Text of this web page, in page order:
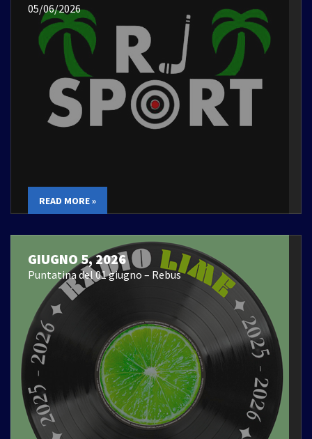
05/06/2026
READ MORE »
GIUGNO 5, 2026
Puntatina del 01 giugno – Rebus